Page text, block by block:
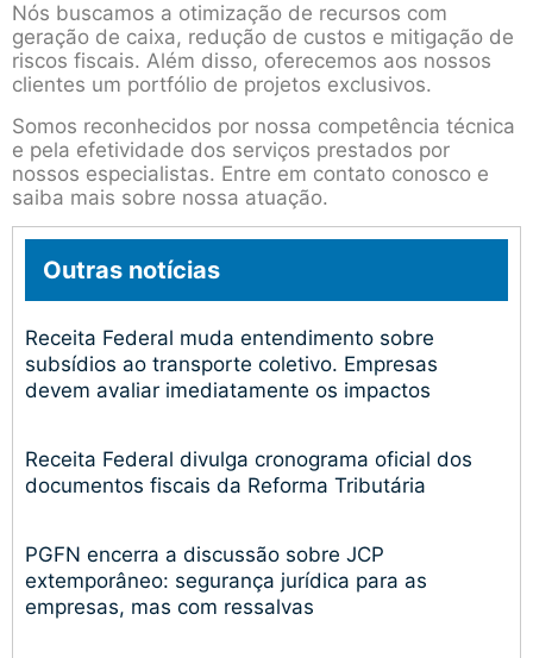
Nós buscamos a otimização de recursos com
geração de caixa, redução de custos e mitigação de
riscos fiscais. Além disso, oferecemos aos nossos
clientes um portfólio de projetos exclusivos.
Somos reconhecidos por nossa competência técnica
e pela efetividade dos serviços prestados por
nossos especialistas. Entre em contato conosco e
saiba mais sobre nossa atuação.
Outras notícias
Receita Federal muda entendimento sobre
subsídios ao transporte coletivo. Empresas
devem avaliar imediatamente os impactos
Receita Federal divulga cronograma oficial dos
documentos fiscais da Reforma Tributária
PGFN encerra a discussão sobre JCP
extemporâneo: segurança jurídica para as
empresas, mas com ressalvas